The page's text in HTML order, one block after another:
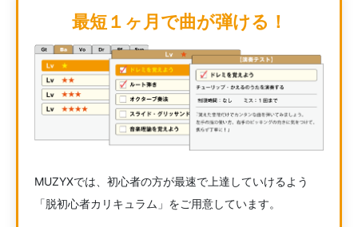
最短１ヶ月で曲が弾ける！
MUZYXでは、初心者の方が最速で上達していけるよう
「脱初心者カリキュラム」をご用意しています。